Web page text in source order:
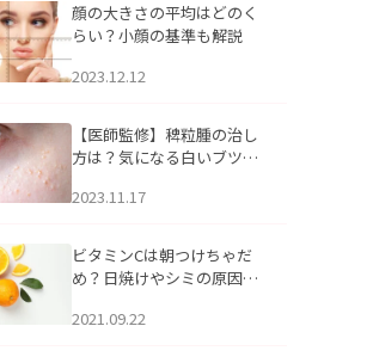
顔の大きさの平均はどのく
らい？小顔の基準も解説
2023.12.12
【医師監修】稗粒腫の治し
方は？気になる白いブツブ
アについて
2023.11.17
ビタミンCは朝つけちゃだ
め？日焼けやシミの原因に
2021.09.22